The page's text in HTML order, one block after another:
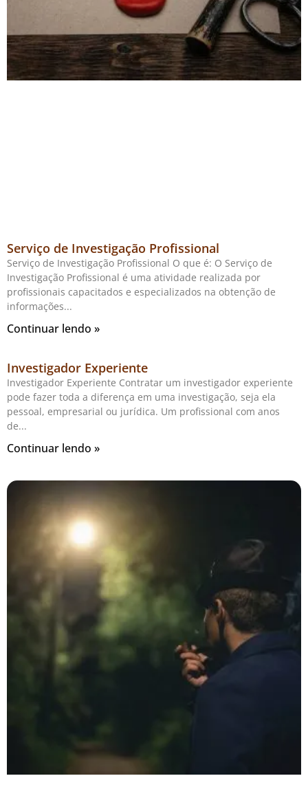
Serviço de Investigação Profissional
Serviço de Investigação Profissional O que é: O Serviço de
Investigação Profissional é uma atividade realizada por
profissionais capacitados e especializados na obtenção de
informações
Continuar lendo »
Investigador Experiente
Investigador Experiente Contratar um investigador experiente
pode fazer toda a diferença em uma investigação, seja ela
pessoal, empresarial ou jurídica. Um profissional com anos
de
Continuar lendo »